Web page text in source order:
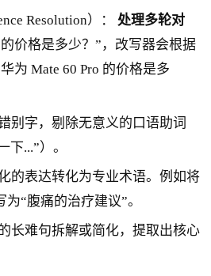
Resolution）： 处理多轮对
价格是多少？”，改写器会根据
为 Mate 60 Pro 的价格是多
别字，剔除无意义的口语助词
下...”）。
的表达转化为专业术语。例如将
“腹痛的治疗建议”。
长难句拆解或简化，提取出核心